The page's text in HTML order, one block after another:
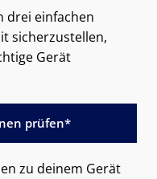
drei einfachen
sicherzustellen,
Gerät
prüfen*
zu deinem Gerät